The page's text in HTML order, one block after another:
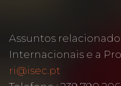
Assuntos
Internacionais e a
ri@isec.pt